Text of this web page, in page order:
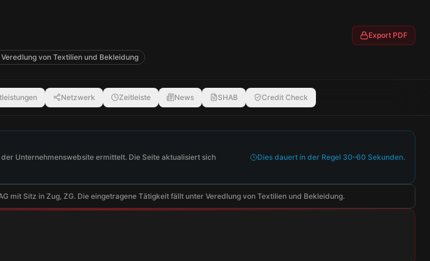
Export PDF
von Textilien und Bekleidung
Netzwerk Zeitleiste News SHAB Credit Check
Unternehmenswebsite ermittelt. Die Seite aktualisiert sich
Dies dauert in der Regel 30–60 Sekunden.
mit Sitz in Zug, ZG. Die eingetragene Tätigkeit fällt unter Veredlung von Textilien und Bekleidung.